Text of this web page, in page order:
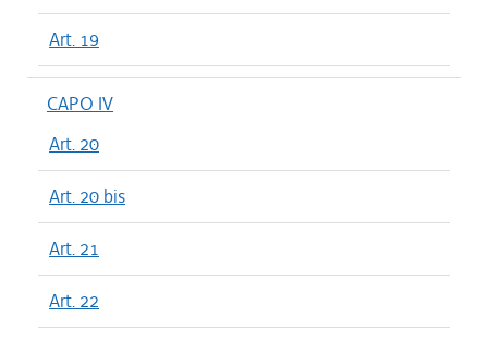
Art. 19
CAPO IV
Art. 20
Art. 20 bis
Art. 21
Art. 22